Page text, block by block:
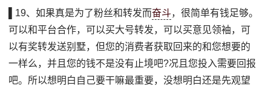
▌19、如果真是为了粉丝和转发而奋斗，很简单有钱足够。
可以和平台合作，可以买大号转发，可以买意见领袖，可
以有奖转发送别墅，但您的消费者获取回来的和您想要的
一样么，并且您的钱不是没有止境吧?况且您投入需要回报
吧。所以想明白自己要干嘛最重要，没想明白还是先观望